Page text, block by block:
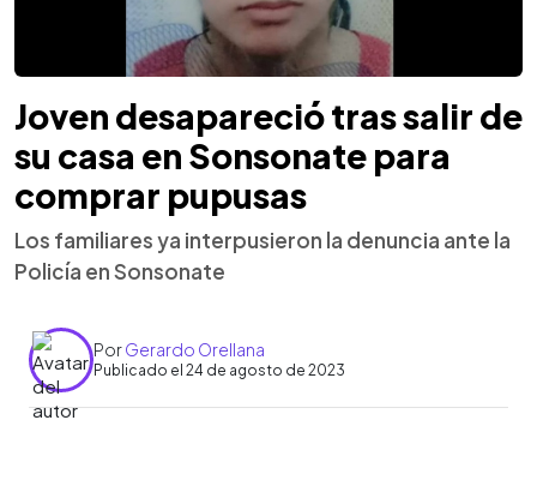
Joven desapareció tras salir de
su casa en Sonsonate para
comprar pupusas
Los familiares ya interpusieron la denuncia ante la
Policía en Sonsonate
PorGerardo Orellana
Publicado el 24 de agosto de 2023